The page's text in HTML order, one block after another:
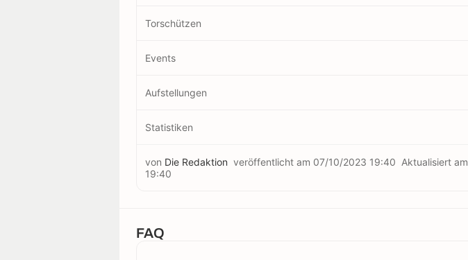
Torschützen
Events
Aufstellungen
Statistiken
von Die Redaktion veröffentlicht am 07/10/2023 19:40 Aktualisiert am
19:40
FAQ